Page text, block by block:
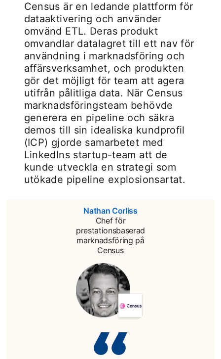
Census är en ledande plattform för
dataaktivering och använder
omvänd ETL. Deras produkt
omvandlar datalagret till ett nav för
användning i marknadsföring och
affärsverksamhet, och produkten
gör det möjligt för team att agera
utifrån pålitliga data. När Census
marknadsföringsteam behövde
generera en pipeline och säkra
demos till sin idealiska kundprofil
(ICP) gjorde samarbetet med
LinkedIns startup-team att de
kunde utveckla en strategi som
utökade pipeline explosionsartat.
Nathan Corliss
Chef för
prestationsbaserad
marknadsföring på
Census